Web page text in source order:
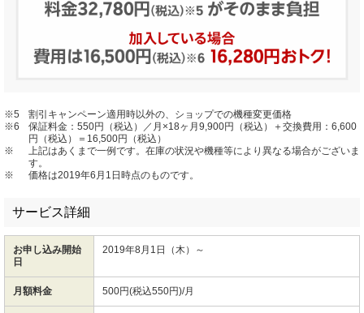
※5
割引キャンペーン適用時以外の、ショップでの機種変更価格
※6
保証料金：550円（税込）／月×18ヶ月9,900円（税込）＋交換費用：6,600
円（税込）＝16,500円（税込）
※
上記はあくまで一例です。在庫の状況や機種等により異なる場合がございま
す。
※
価格は2019年6月1日時点のものです。
サービス詳細
お申し込み開始
日
2019年8月1日（木）～
月額料金 500円(税込550円)/月